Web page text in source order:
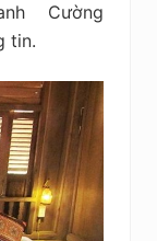
Cường
tin.